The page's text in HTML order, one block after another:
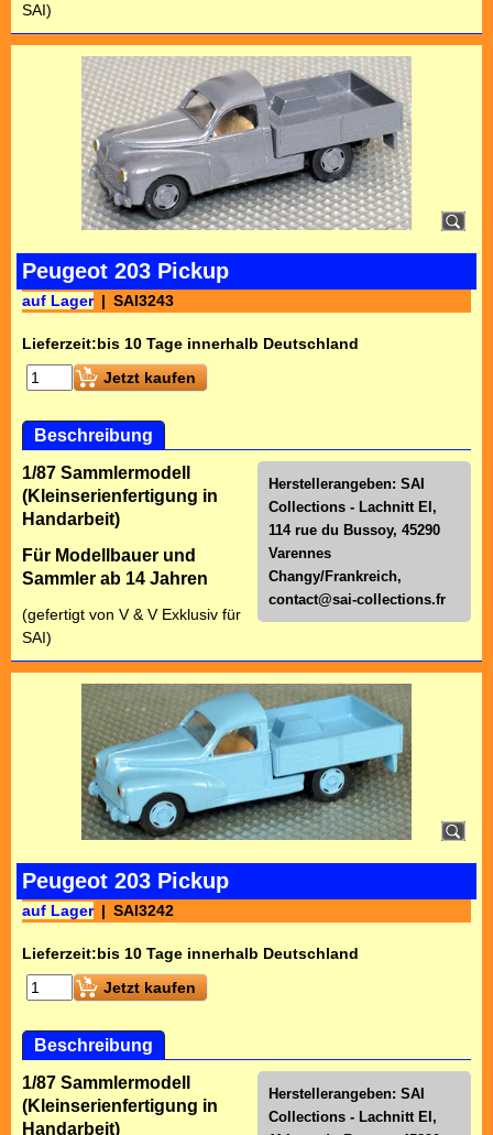
SAI)
Peugeot 203 Pickup
auf Lager SAI3243
Lieferzeit:bis 10 Tage innerhalb Deutschland
Jetzt kaufen
Beschreibung
Herstellerangeben: SAI
Collections - Lachnitt El,
114 rue du Bussoy, 45290
Varennes
Changy/Frankreich,
contact@sai-collections.fr
1/87 Sammlermodell
(Kleinserienfertigung in
Handarbeit)
Für Modellbauer und
Sammler ab 14 Jahren
(gefertigt von V & V Exklusiv für
SAI)
Peugeot 203 Pickup
auf Lager SAI3242
Lieferzeit:bis 10 Tage innerhalb Deutschland
Jetzt kaufen
Beschreibung
Herstellerangeben: SAI
Collections - Lachnitt El,
1/87 Sammlermodell
(Kleinserienfertigung in
Handarbeit)